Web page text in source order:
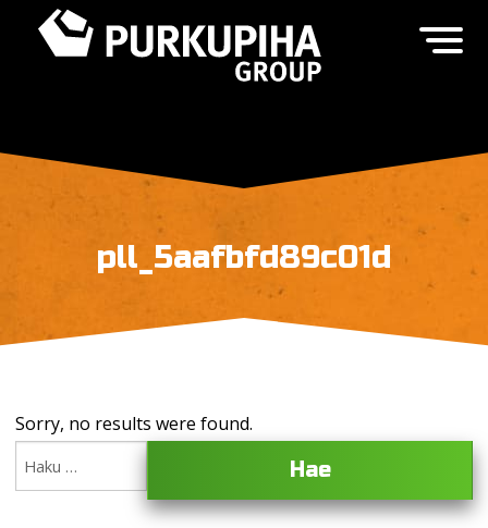
pll_5aafbfd89c01d
Sorry, no results were found.